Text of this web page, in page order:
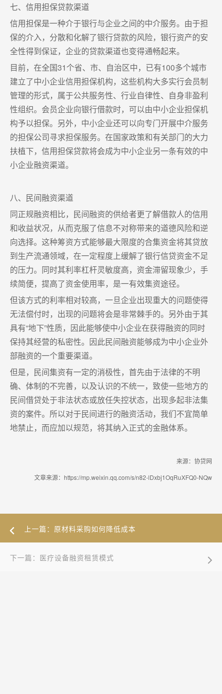
七、信用担保贷款渠道
信用担保是一种介于银行与企业之间的中介服务。由于担
保的介入，分散和化解了银行贷款的风险，银行资产的安
全性得到保证，企业的贷款渠道也变得通畅起来。
目前，在全国31个省、市、自治区中，已有100多个城市
建立了中小企业信用担保机构，这些机构大多实行会员制
管理的形式，属于公共服务性、行业自律性、自身非盈利
性组织。会员企业向银行借款时，可以由中小企业担保机
构予以担保。另外，中小企业还可以向专门开展中介服务
的担保公司寻求担保服务。在国家政策和有关部门的大力
扶植下，信用担保贷款将会成为中小企业另一条有效的中
小企业融资渠道。
八、民间融资渠道
同正规融资相比，民间融资的供给者更了解借款人的信用
和收益状况，从而克服了信息不对称带来的道德风险和逆
向选择。这种筹资方式能够最大限度的合集资金将其贷放
到生产流通领域，在一定程度上缓解了银行信贷资金不足
的压力。同时其利率杠杆灵敏度高，资金滞留现象少，手
续简便，提高了资金使用率，是一有效集资途径。
但该方式的利率相对较高，一旦企业出现重大的问题使得
无法偿付时，出现的问题将会是非常棘手的。另外由于其
具有“地下”性质，因此能够使中小企业在获得融资的同时
保持其经营的私密性。因此民间融资能够成为中小企业外
部融资的一个重要渠道。
但是，民间集资有一定的消极性，首先由于法律的不明
确、体制的不完善，以及认识的不统一，致使一些地方的
民间借贷处于非法状态或放任失控状态，出现多起非法集
资的案件。所以对于民间进行的融资活动，我们不宜简单
地禁止，而应加以规范，将其纳入正式的金融体系。
来源：协贷网
文章来源：https://mp.weixin.qq.com/s/n82-lDxbj1OqRuXFQ0-NQw
上一篇：原材料采购如何降低成本
下一篇：医疗设备融资租赁模式